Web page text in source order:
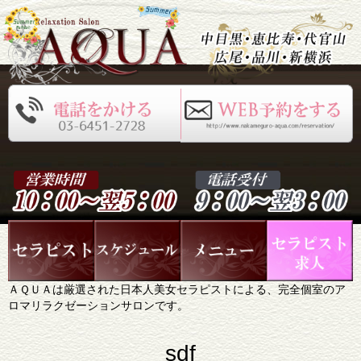
ＡＱＵＡは厳選された日本人美女セラピストによる、完全個室のア
ロマリラクゼーションサロンです。
sdf